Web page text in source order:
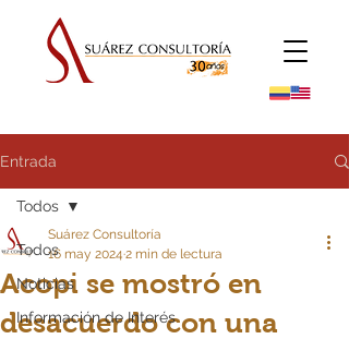
Entrada
Todos
Noticias
Información de Interés
Todos
Acopi se mostró en
desacuerdo con una
Suárez Consultoría
16 may 2024 2 min de lectura